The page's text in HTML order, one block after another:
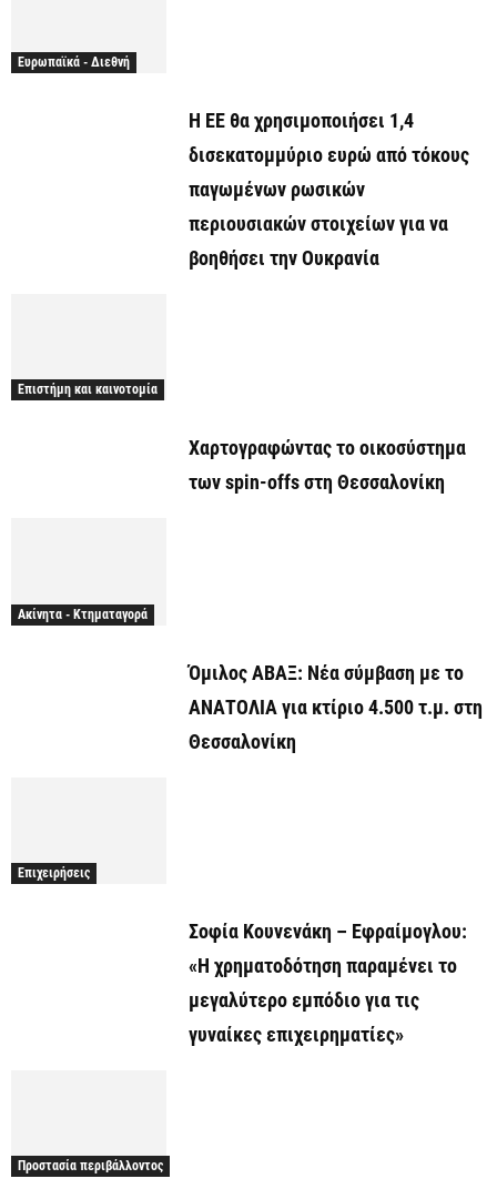
Ευρωπαϊκά - Διεθνή
Η ΕΕ θα χρησιμοποιήσει 1,4
δισεκατομμύριο ευρώ από τόκους
παγωμένων ρωσικών
περιουσιακών στοιχείων για να
βοηθήσει την Ουκρανία
Επιστήμη και καινοτομία
Χαρτογραφώντας το οικοσύστημα
των spin-offs στη Θεσσαλονίκη
Ακίνητα - Κτηματαγορά
Όμιλος ΑΒΑΞ: Νέα σύμβαση με το
ΑΝΑΤΟΛΙΑ για κτίριο 4.500 τ.μ. στη
Θεσσαλονίκη
Επιχειρήσεις
Σοφία Κουνενάκη – Εφραίμογλου:
«Η χρηματοδότηση παραμένει το
μεγαλύτερο εμπόδιο για τις
γυναίκες επιχειρηματίες»
Προστασία περιβάλλοντος